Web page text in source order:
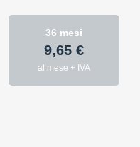
36 mesi
9,65 €
al mese + IVA